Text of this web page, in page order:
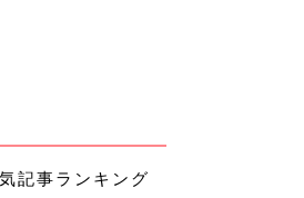
記事ランキング